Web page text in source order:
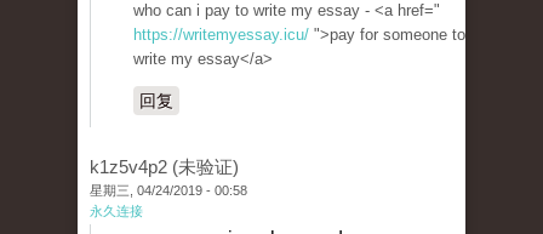
who can i pay to write my essay - <a href="
https://writemyessay.icu/ ">pay for someone to
write my essay</a>
回复
k1z5v4p2 (未验证)
星期三, 04/24/2019 - 00:58
永久连接